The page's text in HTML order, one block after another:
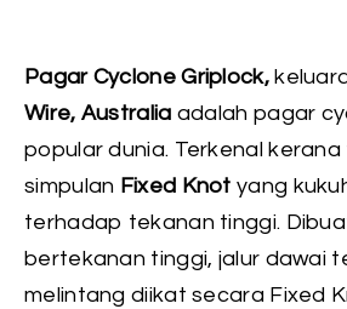
Pagar Cyclone Griplock,
Wire, Australia adalah pagar
popular dunia. Terkenal kerana
simpulan Fixed Knot yang
terhadap tekanan tinggi.
bertekanan tinggi, jalur dawai
melintang diikat secara Fixed